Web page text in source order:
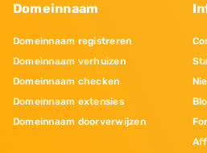
Domeinnaam
Domeinnaam registreren
Domeinnaam verhuizen
Domeinnaam checken
Domeinnaam extensies
Domeinnaam doorverwijzen